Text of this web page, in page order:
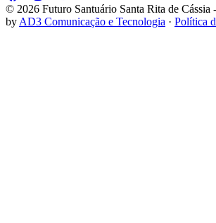
© 2026 Futuro Santuário Santa Rita de Cássia
by AD3 Comunicação e Tecnologia · Política